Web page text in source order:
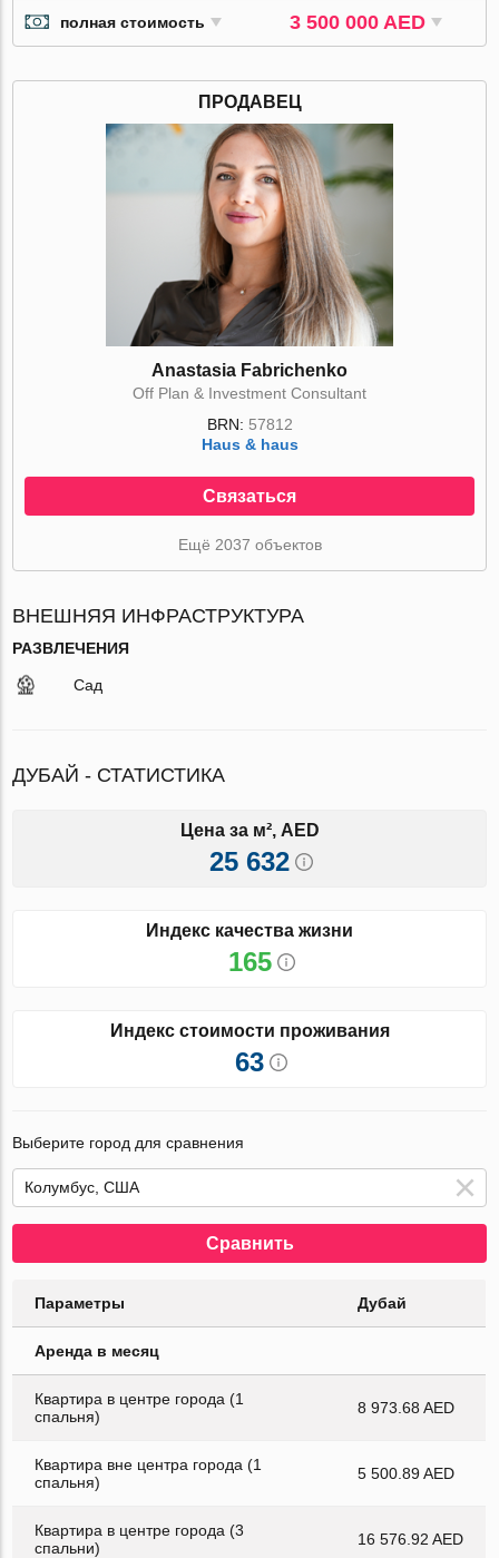
полная стоимость 3 500 000 AED
ПРОДАВЕЦ
Anastasia Fabrichenko
Off Plan & Investment Consultant
BRN: 57812
Haus & haus
Связаться
Ещё 2037 объектов
ВНЕШНЯЯ ИНФРАСТРУКТУРА
РАЗВЛЕЧЕНИЯ
Сад
ДУБАЙ - СТАТИСТИКА
Цена за м², AED
25 632
Индекс качества жизни
165
Индекс стоимости проживания
63
Выберите город для сравнения
Сравнить
Параметры Дубай
Аренда в месяц
Квартира в центре города (1
спальня)
8 973.68 AED
Квартира вне центра города (1
спальня)
5 500.89 AED
Квартира в центре города (3
спальни)
16 576.92 AED